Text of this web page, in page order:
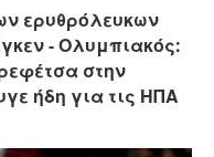
ερυθρόλευκων
- Ολυμπιακός:
στην
ήδη για τις ΗΠΑ